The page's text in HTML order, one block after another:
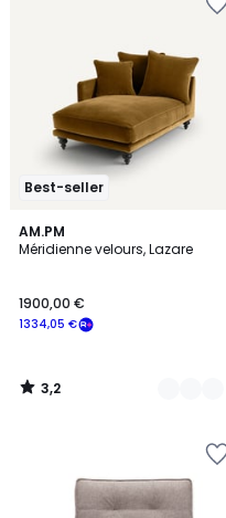
Best-seller
AM.PM
Méridienne velours, Lazare
1334,05 €
1900,00 €
3,2
/ 5
16
Couleurs
3,2
/